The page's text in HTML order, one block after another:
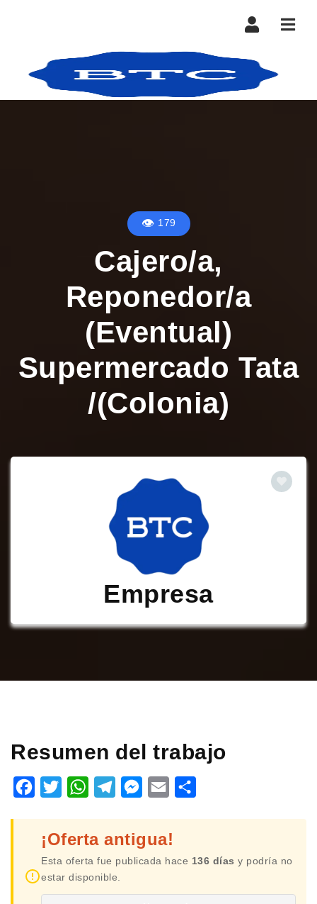
179
Cajero/a,
Reponedor/a
(Eventual)
Supermercado Tata
/(Colonia)
Empresa
Resumen del trabajo
Facebook
TwitterWhatsAppTelegramMessenger
Email
¡Oferta antigua!
Esta oferta fue publicada hace 136 días y podría no
estar disponible.